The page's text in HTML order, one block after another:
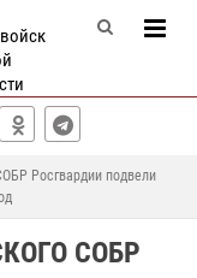
Росгвардии подвели
СОБР